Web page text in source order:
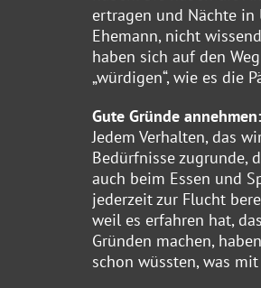
ertragen und Nächte in
Ehemann, nicht
haben sich auf den
„würdigen“, wie es die
Gute Gründe annehmen:
Jedem Verhalten, das
Bedürfnisse zugrunde,
auch beim Essen und
jederzeit zur Flucht
weil es erfahren hat,
Gründen machen,
schon wüssten, was